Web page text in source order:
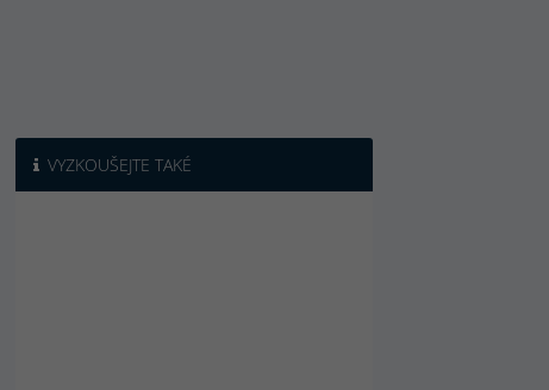
VYZKOUŠEJTE TAKÉ